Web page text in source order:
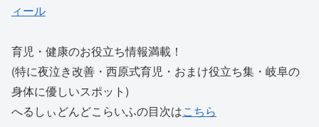
ィール
育児・健康のお役立ち情報満載！
(特に夜泣き改善・西原式育児・おまけ役立ち集・岐阜の
身体に優しいスポット)
へるしぃどんどこらいふの目次はこちら